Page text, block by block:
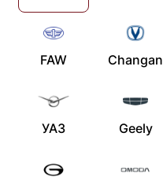
FAW Changan
УАЗ Geely